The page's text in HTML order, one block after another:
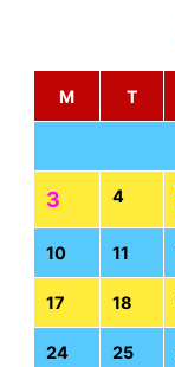
M
T
3 4
10 11
17 18
24 25